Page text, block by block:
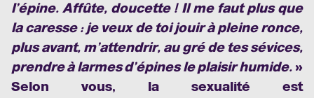
l’épine. Affûte, doucette ! Il me faut plus que
la caresse : je veux de toi jouir à pleine ronce,
plus avant, m’attendrir, au gré de tes sévices,
prendre à larmes d’épines le plaisir humide.»
Selon vous, la sexualité est